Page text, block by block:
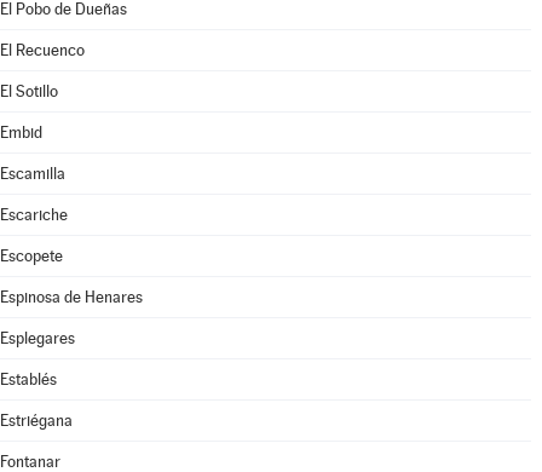
El Pobo de Dueñas
El Recuenco
El Sotillo
Embid
Escamilla
Escariche
Escopete
Espinosa de Henares
Esplegares
Establés
Estriégana
Fontanar